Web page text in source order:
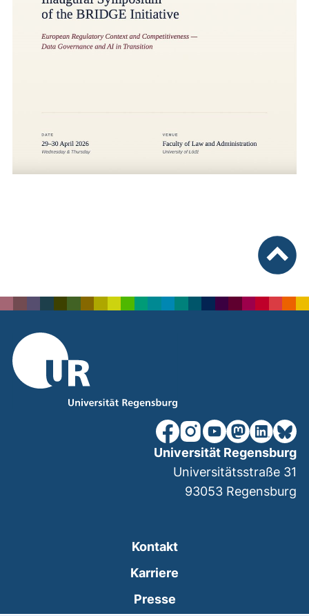
nach
unsere Facebook-Seite
unsere Instagram-
unsere YouTube-
unsereunsere
Kontakt
Karriere
Presse
Universität Regensburg
Universitätsstraße 31
93053 Regensburg